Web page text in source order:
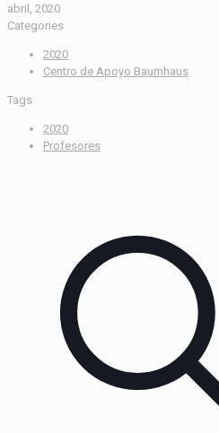
abril, 2020
Categories
2020
Centro de Apoyo Baumhaus
Tags
2020
Profesores